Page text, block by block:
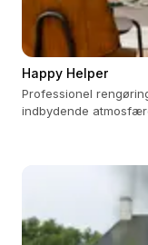
Happy Helper
Professionel
indbydende